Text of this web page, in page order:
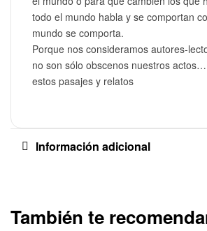
todo el mundo habla y se comportan
mundo se comporta.
Porque nos consideramos autores-
no son sólo obscenos nuestros
estos pasajes y relatos
Información adicional
También te